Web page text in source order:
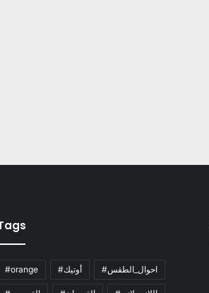
#orange #أوتيك #احوال_الطقس